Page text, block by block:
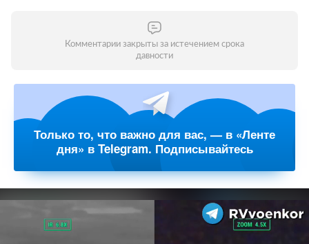
Комментарии закрыты за истечением срока
давности
Только то, что важно для вас, — в «Ленте
дня» в Telegram. Подписывайтесь